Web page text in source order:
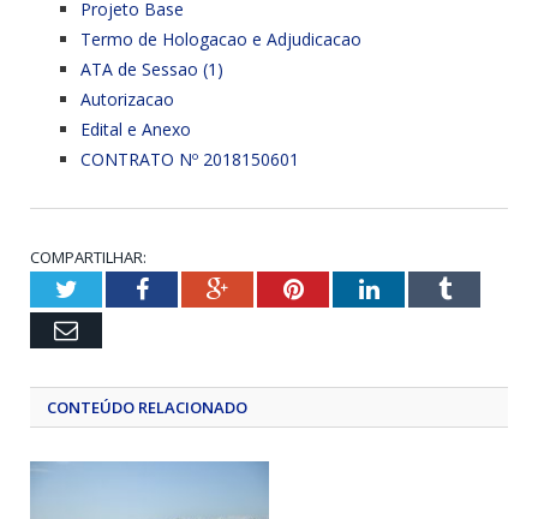
Projeto Base
Termo de Hologacao e Adjudicacao
ATA de Sessao (1)
Autorizacao
Edital e Anexo
CONTRATO Nº 2018150601
COMPARTILHAR:
TwitterFacebookGoogle+PinterestLinkedInTumblr
Email
CONTEÚDO RELACIONADO